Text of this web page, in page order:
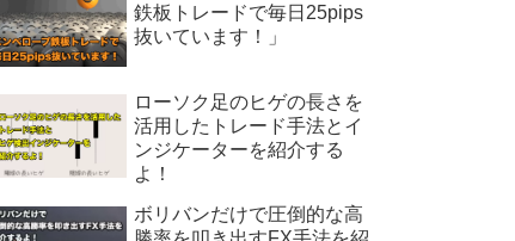
鉄板トレードで毎日25pips
抜いています！」
ローソク足のヒゲの長さを
活用したトレード手法とイ
ンジケーターを紹介する
よ！
ボリバンだけで圧倒的な高